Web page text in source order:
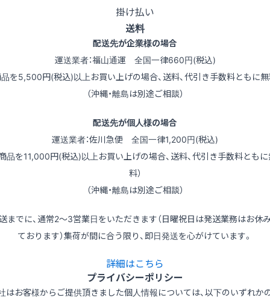
掛け払い
送料
配送先が企業様の場合
運送業者：福山通運 全国一律660円(税込)
品を5,500円(税込)以上お買い上げの場合、送料、代引き手数料ともに無
（沖縄・離島は別途ご相談）
配送先が個人様の場合
運送業者：佐川急便 全国一律1,200円(税込)
品を11,000円(税込)以上お買い上げの場合、送料、代引き手数料とも
料）
（沖縄・離島は別途ご相談）
までに、通常2～3営業日をいただきます（日曜祝日は発送業務はお休
ております）集荷が間に合う限り、即日発送を心がけています。
詳細はこちら
プライバシーポリシー
はお客様からご提供頂きました個人情報については、以下のいずれか